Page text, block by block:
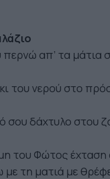
περνώ απ’ τα μάτια
του νερού στο
σου δάχτυλο στου
του Φώτος έχταση
με τη ματιά με